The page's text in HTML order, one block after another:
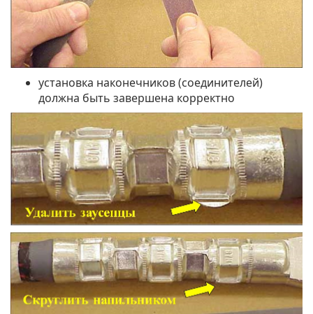
установка наконечников (соединителей)
должна быть завершена корректно